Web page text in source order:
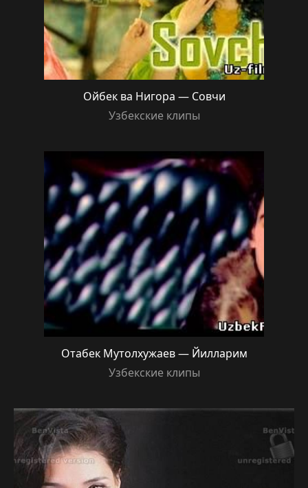
Ойбек ва Нигора — Совчи
Узбекские клипы
Отабек Мутолхужаев — Йилларим
Узбекские клипы